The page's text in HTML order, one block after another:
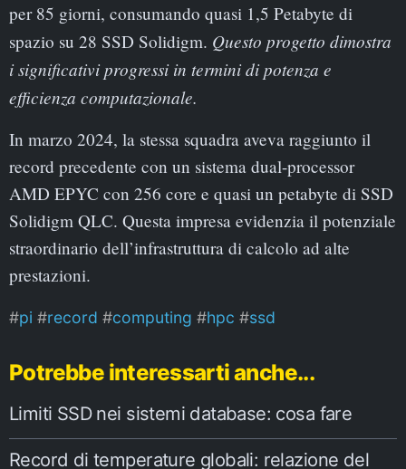
per 85 giorni, consumando quasi 1,5 Petabyte di
spazio su 28 SSD Solidigm. Questo progetto dimostra
i significativi progressi in termini di potenza e
efficienza computazionale.
In marzo 2024, la stessa squadra aveva raggiunto il
record precedente con un sistema dual-processor
AMD EPYC con 256 core e quasi un petabyte di SSD
Solidigm QLC. Questa impresa evidenzia il potenziale
straordinario dell’infrastruttura di calcolo ad alte
prestazioni.
pi record computing hpc ssd
Potrebbe interessarti anche...
Limiti SSD nei sistemi database: cosa fare
Record di temperature globali: relazione del